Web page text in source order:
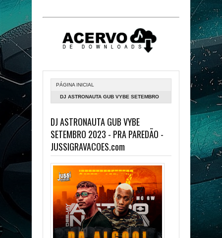
PÁGINA INICIAL
DJ ASTRONAUTA GUB VYBE SETEMBRO
JUSSIGRAVACOES.COM
DJ ASTRONAUTA GUB VYBE
SETEMBRO 2023 - PRA PAREDÃO -
JUSSIGRAVACOES.com